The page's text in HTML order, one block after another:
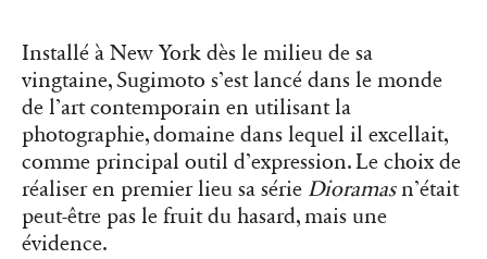
Installé à New York dès le milieu de sa
vingtaine, Sugimoto s’est lancé dans le monde
de l’art contemporain en utilisant la
photographie, domaine dans lequel il excellait,
comme principal outil d’expression. Le choix de
réaliser en premier lieu sa série Dioramasn’était
peut-être pas le fruit du hasard, mais une
évidence.